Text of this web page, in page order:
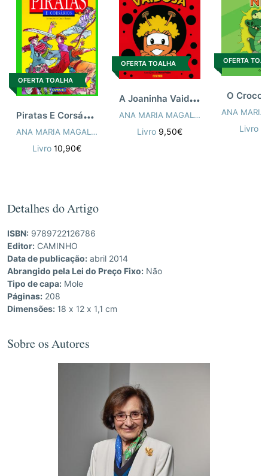
OFERTA TOALHA
P
iratas E Corsários
ANA MARIA MAGALHÃES
ISABEL ALÇADA
Livro10,90€
OFERTA TOALHA
A
Joaninha Vaidosa
ANA MARIA MAGALHÃES
ISABEL
Livro 9,50€
OFERTA
O
Livro
Detalhes do Artigo
ISBN: 9789722126786
Editor: CAMINHO
Data de publicação: abril 2014
Abrangido pela Lei do Preço Fixo: Não
Tipo de capa: Mole
Páginas: 208
Dimensões: 18 x 12 x 1,1 cm
Sobre os Autores